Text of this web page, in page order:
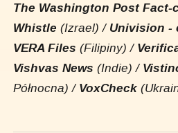
The Washington Post Fact-
Whistle(Izrael) / Univision -
VERA Files(Filipiny) /
Vishvas News (Indie) /
Północna) / VoxCheck